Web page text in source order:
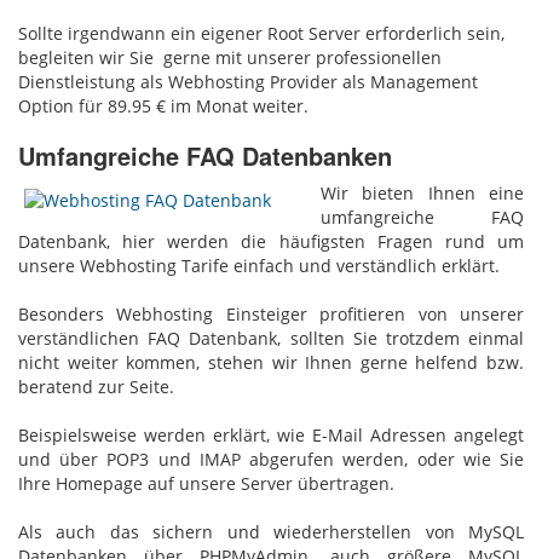
Sollte irgendwann ein eigener Root Server erforderlich sein,
begleiten wir Sie gerne mit unserer professionellen
Dienstleistung als Webhosting Provider als Management
Option für 89.95 € im Monat weiter.
Umfangreiche FAQ Datenbanken
Wir bieten Ihnen eine
umfangreiche FAQ
Datenbank, hier werden die häufigsten Fragen rund um
unsere Webhosting Tarife einfach und verständlich erklärt.
Besonders Webhosting Einsteiger profitieren von unserer
verständlichen FAQ Datenbank, sollten Sie trotzdem einmal
nicht weiter kommen, stehen wir Ihnen gerne helfend bzw.
beratend zur Seite.
Beispielsweise werden erklärt, wie E-Mail Adressen angelegt
und über POP3 und IMAP abgerufen werden, oder wie Sie
Ihre Homepage auf unsere Server übertragen.
Als auch das sichern und wiederherstellen von MySQL